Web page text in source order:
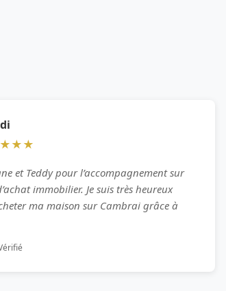
et Teddy pour l’accompagnement sur
immobilier. Je suis très heureux
ma maison sur Cambrai grâce à